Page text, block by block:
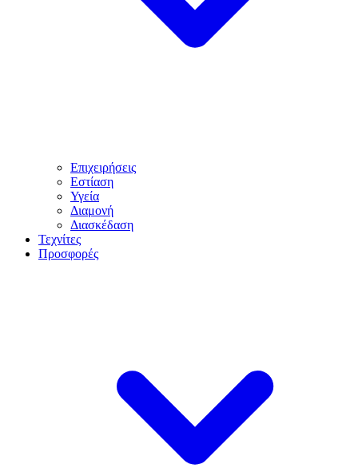
Επιχειρήσεις
Εστίαση
Υγεία
Διαμονή
Διασκέδαση
Τεχνίτες
Προσφορές